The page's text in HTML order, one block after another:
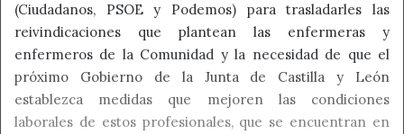
(Ciudadanos, PSOE y Podemos) para trasladarles las
reivindicaciones que plantean las enfermeras y
enfermeros de la Comunidad y la necesidad de que el
próximo Gobierno de la Junta de Castilla y León
establezca medidas que mejoren las condiciones
laborales de estos profesionales, que se encuentran en